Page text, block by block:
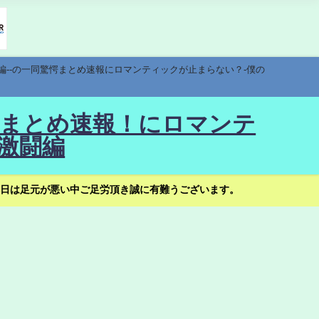
の一同驚愕まとめ速報にロマンティックが止まらない？-僕の
とめ速報！にロマンテ
闘編
足元が悪い中ご足労頂き誠に有難うございます。